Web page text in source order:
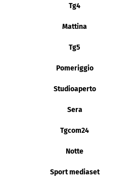
Tg4
Mattina
Tg5
Pomeriggio
Studioaperto
Sera
Tgcom24
Notte
Sport mediaset